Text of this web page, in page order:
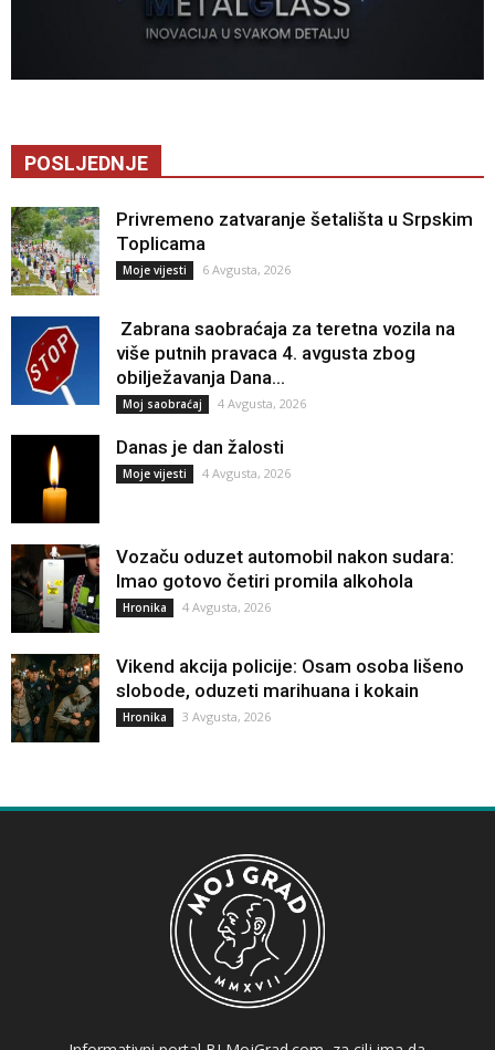
POSLJEDNJE
Privremeno zatvaranje šetališta u Srpskim
Toplicama
Moje vijesti 6 Avgusta, 2026
Zabrana saobraćaja za teretna vozila na
više putnih pravaca 4. avgusta zbog
obilježavanja Dana...
Moj saobraćaj 4 Avgusta, 2026
Danas je dan žalosti
Moje vijesti 4 Avgusta, 2026
Vozaču oduzet automobil nakon sudara:
Imao gotovo četiri promila alkohola
Hronika 4 Avgusta, 2026
Vikend akcija policije: Osam osoba lišeno
slobode, oduzeti marihuana i kokain
Hronika 3 Avgusta, 2026